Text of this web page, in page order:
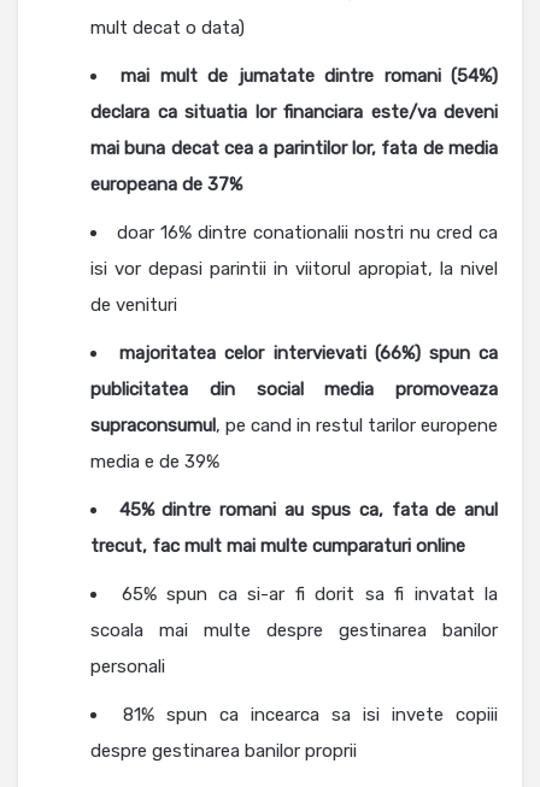
mult decat o data)
mai mult de jumatate dintre romani (54%)
declara ca situatia lor financiara este/va deveni
mai buna decat cea a parintilor lor, fata de media
europeana de 37%
doar 16% dintre conationalii nostri nu cred ca
isi vor depasi parintii in viitorul apropiat, la nivel
de venituri
majoritatea celor intervievati (66%) spun ca
publicitatea din social media promoveaza
supraconsumul, pe cand in restul tarilor europene
media e de 39%
45% dintre romani au spus ca, fata de anul
trecut, fac mult mai multe cumparaturi online
65% spun ca si-ar fi dorit sa fi invatat la
scoala mai multe despre gestinarea banilor
personali
81% spun ca incearca sa isi invete copiii
despre gestinarea banilor proprii